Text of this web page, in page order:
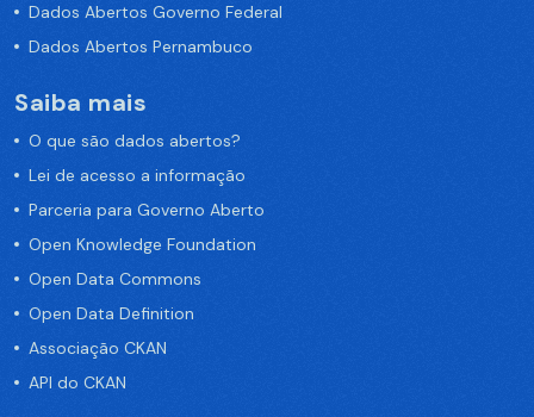
Dados Abertos Governo Federal
Dados Abertos Pernambuco
Saiba mais
O que são dados abertos?
Lei de acesso a informação
Parceria para Governo Aberto
Open Knowledge Foundation
Open Data Commons
Open Data Definition
Associação CKAN
API do CKAN